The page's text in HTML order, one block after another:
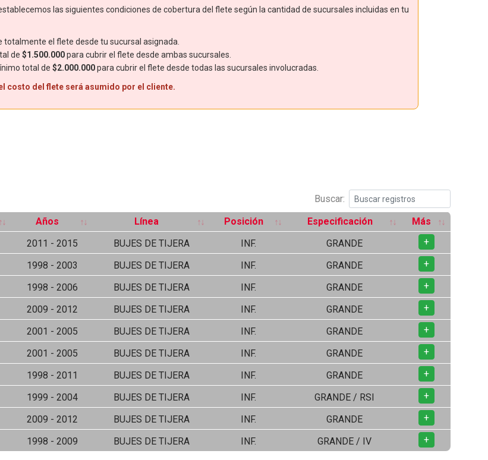
las siguientes condiciones de cobertura del flete según la cantidad de sucursales incluidas en tu
el flete desde tu sucursal asignada.
de $1.500.000para cubrir el flete desde ambas sucursales.
total de $2.000.000para cubrir el flete desde todas las sucursales involucradas.
costo del flete será asumido por el cliente.
Buscar:
Años Línea Posición Especificación
Más
2011 - 2015 BUJES DE TIJERA INF. GRANDE +
1998 - 2003 BUJES DE TIJERA INF. GRANDE +
1998 - 2006 BUJES DE TIJERA INF. GRANDE +
2009 - 2012 BUJES DE TIJERA INF. GRANDE +
2001 - 2005 BUJES DE TIJERA INF. GRANDE +
2001 - 2005 BUJES DE TIJERA INF. GRANDE +
1998 - 2011 BUJES DE TIJERA INF. GRANDE +
1999 - 2004 BUJES DE TIJERA INF. GRANDE / RSI +
2009 - 2012 BUJES DE TIJERA INF. GRANDE +
1998 - 2009 BUJES DE TIJERA INF. GRANDE / IV +